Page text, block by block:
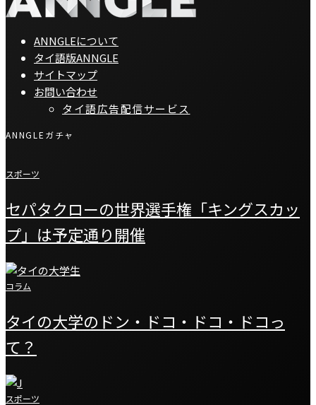
ANNGLEについて
タイ語版ANNGLE
サイトマップ
お問い合わせ
タイ語広告配信サービス
ANNGLEガチャ
スポーツ
セパタクローの世界選手権「キングスカッ
プ」は予定通り開催
コラム
タイの大学のドン・ドコ・ドコ・ドコっ
て？
スポーツ